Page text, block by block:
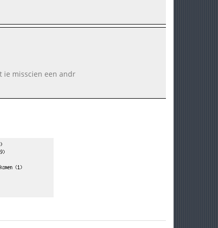
ie misscien een andr